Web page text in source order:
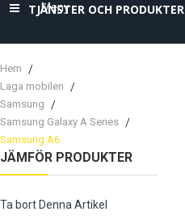
TJÄNSTER OCH PRODUKTER
Meny
Hem
Laga mobilen
Samsung
Samsung Galaxy A Series
Samsung A6
JÄMFÖR PRODUKTER
Ta bort Denna Artikel